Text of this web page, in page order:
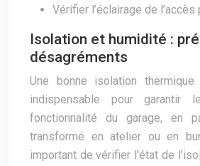
Vérifier l’éclairage de l’accès
Isolation et humidité :
désagréments
Une bonne isolation
indispensable pour
fonctionnalité du garage, en
transformé en atelier ou en
important de vérifier l’état de